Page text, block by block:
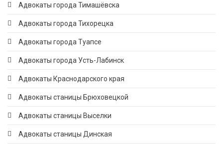
Адвокаты города Тимашёвска
Адвокаты города Тихорецка
Адвокаты города Туапсе
Адвокаты города Усть-Лабинск
Адвокаты Краснодарского края
Адвокаты станицы Брюховецкой
Адвокаты станицы Выселки
Адвокаты станицы Динская